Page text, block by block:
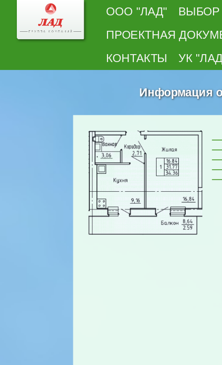
ООО "ЛАД" ВЫБОР
ПРОЕКТНАЯ
КОНТАКТЫ УК
Информация о